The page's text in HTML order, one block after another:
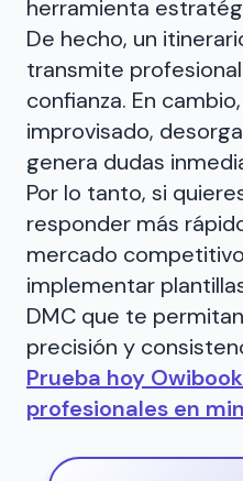
herramienta
De hecho, un
transmite
confianza. En
improvisado,
genera dudas
Por lo tanto, si
responder más
mercado
implementar
DMC que te
precisión y
Prueba hoy
profesionales en